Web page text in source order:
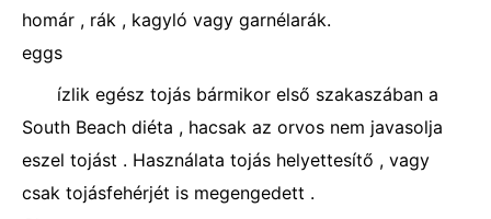
homár , rák , kagyló vagy garnélarák.
eggs
ízlik egész tojás bármikor első szakaszában a
South Beach diéta , hacsak az orvos nem javasolja
eszel tojást . Használata tojás helyettesítő , vagy
csak tojásfehérjét is megengedett .